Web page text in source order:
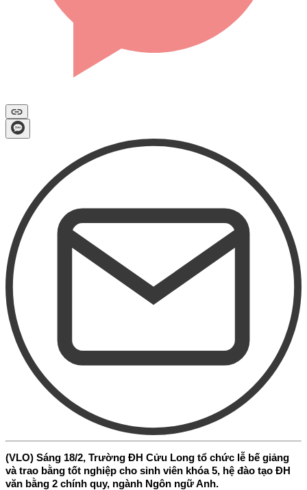
(VLO) Sáng 18/2, Trường ĐH Cửu Long tổ chức lễ bế giảng
và trao bằng tốt nghiệp cho sinh viên khóa 5, hệ đào tạo ĐH
văn bằng 2 chính quy, ngành Ngôn ngữ Anh.